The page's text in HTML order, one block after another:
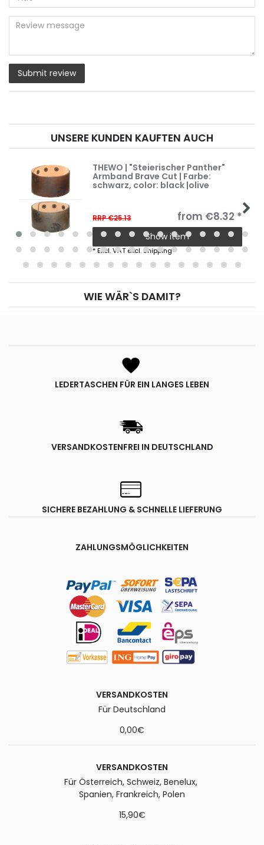
star
star
star
rating
star
rating
star
rating
(optional)
Title
Review
message
Submit review
UNSERE KUNDEN KAUFTEN AUCH
THEWO | "Steierischer Panther"
Armband Brave Cut | Farbe:
schwarz, color: black |olive
RRP €25.13 from €8.32 *
Show item
*Excl. VAT excl.Shipping
WIE WÄR`S DAMIT?
LEDERTASCHEN FÜR EIN LANGES LEBEN
VERSANDKOSTENFREI IN DEUTSCHLAND
SICHERE BEZAHLUNG & SCHNELLE LIEFERUNG
ZAHLUNGSMÖGLICHKEITEN
VERSANDKOSTEN
Für Deutschland
0,00€
VERSANDKOSTEN
Für Österreich, Schweiz, Benelux,
Spanien, Frankreich, Polen
15,90€